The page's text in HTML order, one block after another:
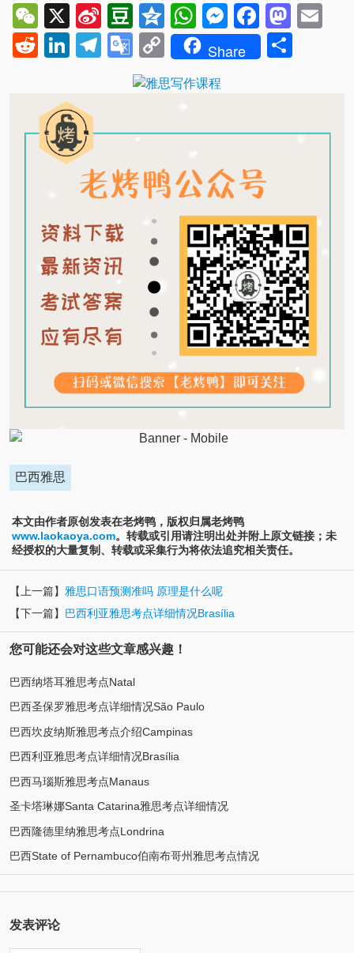
WeChat
X
Sina
Weibo
Douban
QzoneWhatsApp
Messenger
RedditLinkedIn
Telegram
Google
Translate
Copy
Link
Share
巴西雅思
本文由作者原创发表在老烤鸭，版权归属老烤鸭
www.laokaoya.com。转载或引用请注明出处并附上原文链接；未
经授权的大量复制、转载或采集行为将依法追究相关责任。
【上一篇】 雅思口语预测准吗 原理是什么呢
【下一篇】 巴西利亚雅思考点详细情况Brasília
您可能还会对这些文章感兴趣！
巴西纳塔耳雅思考点Natal
巴西圣保罗雅思考点详细情况São Paulo
巴西坎皮纳斯雅思考点介绍Campinas
巴西利亚雅思考点详细情况Brasília
巴西马瑙斯雅思考点Manaus
圣卡塔琳娜Santa Catarina雅思考点详细情况
巴西隆德里纳雅思考点Londrina
巴西State of Pernambuco伯南布哥州雅思考点情况
发表评论